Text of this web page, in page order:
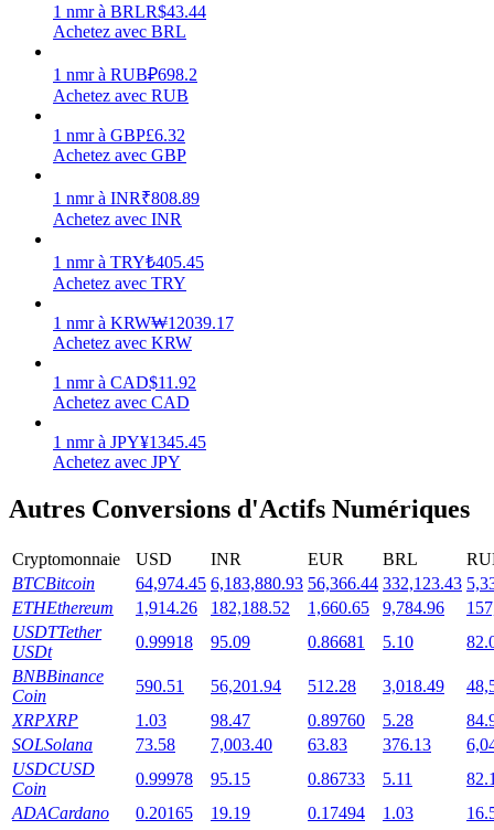
Gagnez quotidiennement des récompenses compétitives
Des rendements élevés et un accès instantané
Launchpool
Staking flexible pour gagner des jetons populaires
Blocages BTR
Des investissements exclusifs pour les détenteurs de BTR
1 nmr à BRLR$43.44
Achetez avec BRL
1 nmr à RUB₽698.2
Achetez avec RUB
1 nmr à GBP£6.32
Achetez avec GBP
1 nmr à INR₹808.89
Achetez avec INR
1 nmr à TRY₺405.45
Achetez avec TRY
1 nmr à KRW₩12039.17
Achetez avec KRW
1 nmr à CAD$11.92
Achetez avec CAD
1 nmr à JPY¥1345.45
Achetez avec JPY
Autres Conversions d'Actifs Numériques
Cryptomonnaie USD INR EUR BRL
BTCBitcoin 64,974.45 6,183,880.93 56,366.44 332,123.43
ETHEthereum 1,914.26 182,188.52 1,660.65 9,784.96
USDTTether
USDt
0.99918 95.09 0.86681 5.10
BNBBinance
Coin
590.51 56,201.94 512.28 3,018.49
XRPXRP 1.03 98.47 0.89760 5.28
SOLSolana 73.58 7,003.40 63.83 376.13
USDCUSD
Coin
0.99978 95.15 0.86733 5.11
ADACardano 0.20165 19.19 0.17494 1.03